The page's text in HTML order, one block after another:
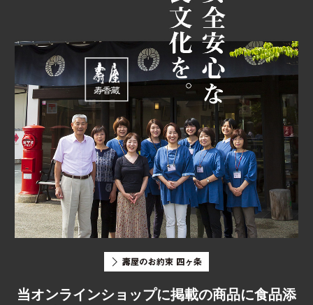
当オンラインショップに掲載の商品に食品添